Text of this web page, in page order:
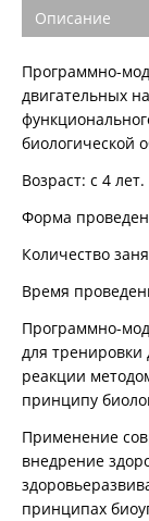
Описание
Программно-
двигательных
биологической
Возраст: с 4 лет.
Форма
Количество
Время
Программно-
для тренировки
реакции
принципу
Применение
внедрение
принципах